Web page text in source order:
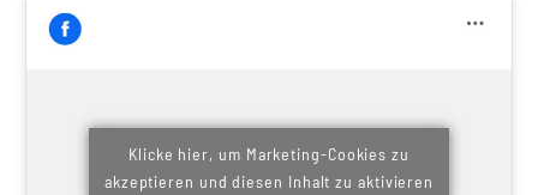
Klicke hier, um Marketing-Cookies zu
akzeptieren und diesen Inhalt zu aktivieren